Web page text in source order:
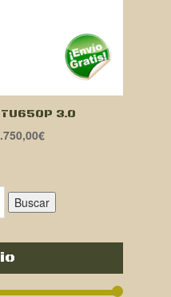
3.0
3.149,00€.
€El
es:
2.750,00€.
Buscar